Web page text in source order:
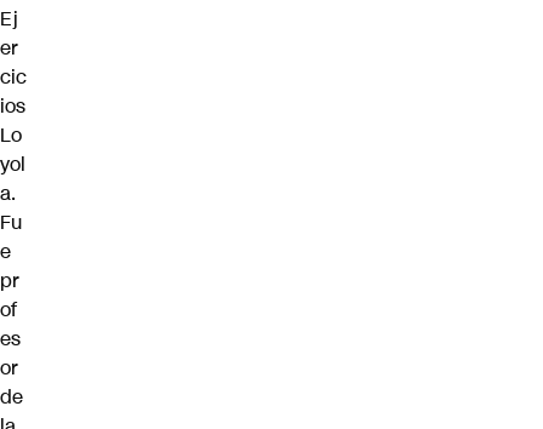
Ej
er
cic
ios
Lo
yol
a.
Fu
e
pr
of
es
or
de